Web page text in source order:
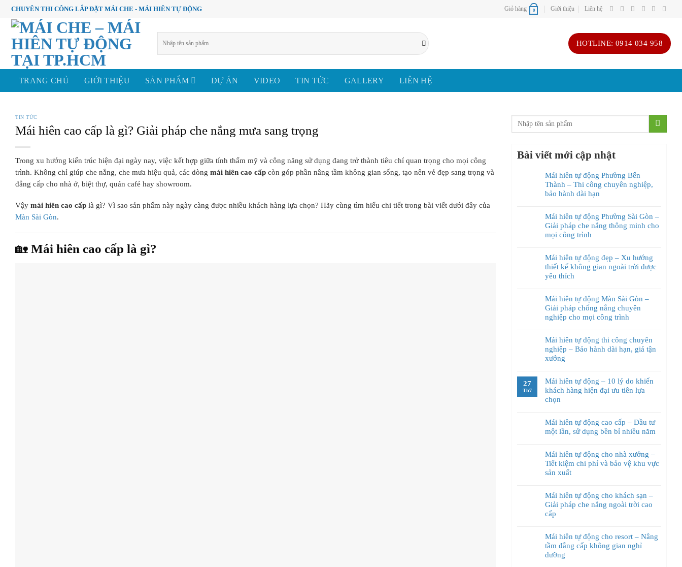
Skip
content
CHUYÊN THI CÔNG LẮP ĐẶT MÁI CHE - MÁI HIÊN TỰ ĐỘNG Giỏ hàng 0 Giới thiệu Liên hệ
kiếm:
HOTLINE: 0914 034 958
TRANG CHỦ GIỚI THIỆU SẢN PHẨM DỰ ÁN VIDEO TIN TỨC GALLERY LIÊN HỆ
TIN TỨC
Mái hiên cao cấp là gì? Giải pháp che nắng mưa sang trọng
Trong xu hướng kiến trúc hiện đại ngày nay, việc kết hợp giữa tính thẩm mỹ và công năng sử dụng đang trở thành tiêu chí quan trọng cho mọi công
trình. Không chỉ giúp che nắng, che mưa hiệu quả, các dòng mái hiên cao cấp còn góp phần nâng tầm không gian sống, tạo nên vẻ đẹp sang trọng và
đẳng cấp cho nhà ở, biệt thự, quán café hay showroom.
Vậy mái hiên cao cấp là gì? Vì sao sản phẩm này ngày càng được nhiều khách hàng lựa chọn? Hãy cùng tìm hiểu chi tiết trong bài viết dưới đây của
Màn Sài Gòn.
🏡 Mái hiên cao cấp là gì?
Bài viết mới cập nhật
Mái hiên tự động Phường Bến
Thành – Thi công chuyên nghiệp,
bảo hành dài hạn
Mái hiên tự động Phường Sài Gòn –
Giải pháp che nắng thông minh cho
mọi công trình
Mái hiên tự động đẹp – Xu hướng
thiết kế không gian ngoài trời được
yêu thích
Mái hiên tự động Màn Sài Gòn –
Giải pháp chống nắng chuyên
nghiệp cho mọi công trình
Mái hiên tự động thi công chuyên
nghiệp – Bảo hành dài hạn, giá tận
xưởng
27
Th7
Mái hiên tự động – 10 lý do khiến
khách hàng hiện đại ưu tiên lựa
chọn
Mái hiên tự động cao cấp – Đầu tư
một lần, sử dụng bền bỉ nhiều năm
Mái hiên tự động cho nhà xưởng –
Tiết kiệm chi phí và bảo vệ khu vực
sản xuất
Mái hiên tự động cho khách sạn –
Giải pháp che nắng ngoài trời cao
cấp
Mái hiên tự động cho resort – Nâng
tầm đẳng cấp không gian nghỉ
dưỡng